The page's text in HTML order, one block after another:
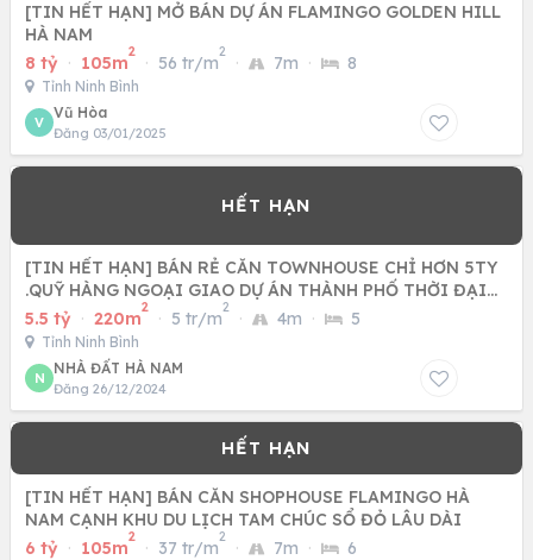
[TIN HẾT HẠN] MỞ BÁN DỰ ÁN FLAMINGO GOLDEN HILL
HÀ NAM
8 tỷ · 105m
2
· 56 tr/m
2
· 7m · 8
Tỉnh Ninh Bình
V
Vũ Hòa
Đăng 03/01/2025
[TIN HẾT HẠN] BÁN RẺ CĂN TOWNHOUSE CHỈ HƠN 5TY
.QUỸ HÀNG NGOẠI GIAO DỰ ÁN THÀNH PHỐ THỜI ĐẠI
SUN URBAN CITY HÀ NAM
5.5 tỷ · 220m
2
· 5 tr/m
2
· 4m · 5
Tỉnh Ninh Bình
N
NHÀ ĐẤT HÀ NAM
Đăng 26/12/2024
[TIN HẾT HẠN] BÁN CĂN SHOPHOUSE FLAMINGO HÀ
NAM CẠNH KHU DU LỊCH TAM CHÚC SỔ ĐỎ LÂU DÀI
6 tỷ · 105m
2
· 37 tr/m
2
· 7m · 6